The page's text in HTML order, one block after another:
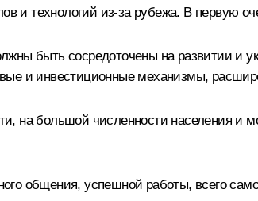
и технологий из-за рубежа. В первую
быть сосредоточены на развитии и
и инвестиционные механизмы,
на большой численности населения и
общения, успешной работы, всего